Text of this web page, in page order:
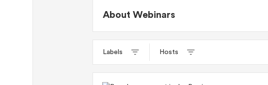
About Webinars
Labels Hosts